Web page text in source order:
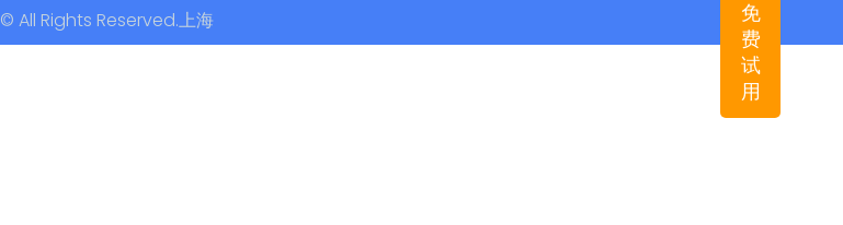
免
费
试
用
© All Rights Reserved.上海